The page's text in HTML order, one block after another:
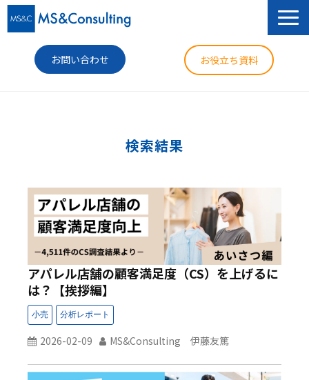
お問い合わせ お役立ち資料
コラム
ニュース
企業情報
検索結果
アパレル店舗の顧客満足度（CS）を上げるに
は？【挨拶編】
2026-02-09 MS&Consulting 伊藤友篤